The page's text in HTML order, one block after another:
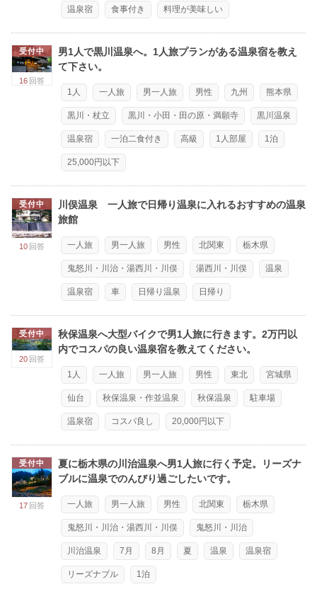
温泉宿 食事付き 料理が美味しい
受付中
16 回答
男1人で黒川温泉へ。1人旅プランがある温泉宿を教え
て下さい。
1人 一人旅 男一人旅 男性 九州 熊本県
黒川・杖立 黒川・小田・田の原・満願寺 黒川温泉
温泉宿 一泊二食付き 高級 1人部屋 1泊
25,000円以下
受付中
10 回答
川俣温泉 一人旅で日帰り温泉に入れるおすすめの温泉
旅館
一人旅 男一人旅 男性 北関東 栃木県
鬼怒川・川治・湯西川・川俣 湯西川・川俣 温泉
温泉宿 車 日帰り温泉 日帰り
受付中
20 回答
秋保温泉へ大型バイクで男1人旅に行きます。2万円以
内でコスパの良い温泉宿を教えてください。
1人 一人旅 男一人旅 男性 東北 宮城県
仙台 秋保温泉・作並温泉 秋保温泉 駐車場
温泉宿 コスパ良し 20,000円以下
受付中
17 回答
夏に栃木県の川治温泉へ男1人旅に行く予定。リーズナ
ブルに温泉でのんびり過ごしたいです。
一人旅 男一人旅 男性 北関東 栃木県
鬼怒川・川治・湯西川・川俣 鬼怒川・川治
川治温泉 7月 8月 夏 温泉 温泉宿
リーズナブル 1泊